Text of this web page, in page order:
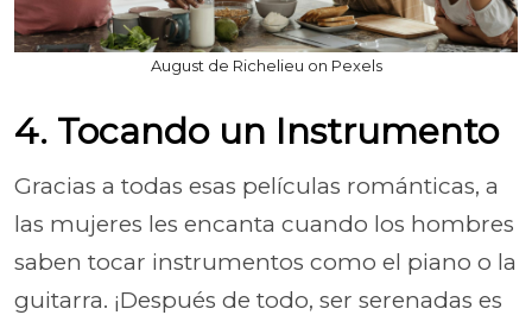
August de Richelieu on Pexels
4. Tocando un Instrumento
Gracias a todas esas películas románticas, a
las mujeres les encanta cuando los hombres
saben tocar instrumentos como el piano o la
guitarra. ¡Después de todo, ser serenadas es